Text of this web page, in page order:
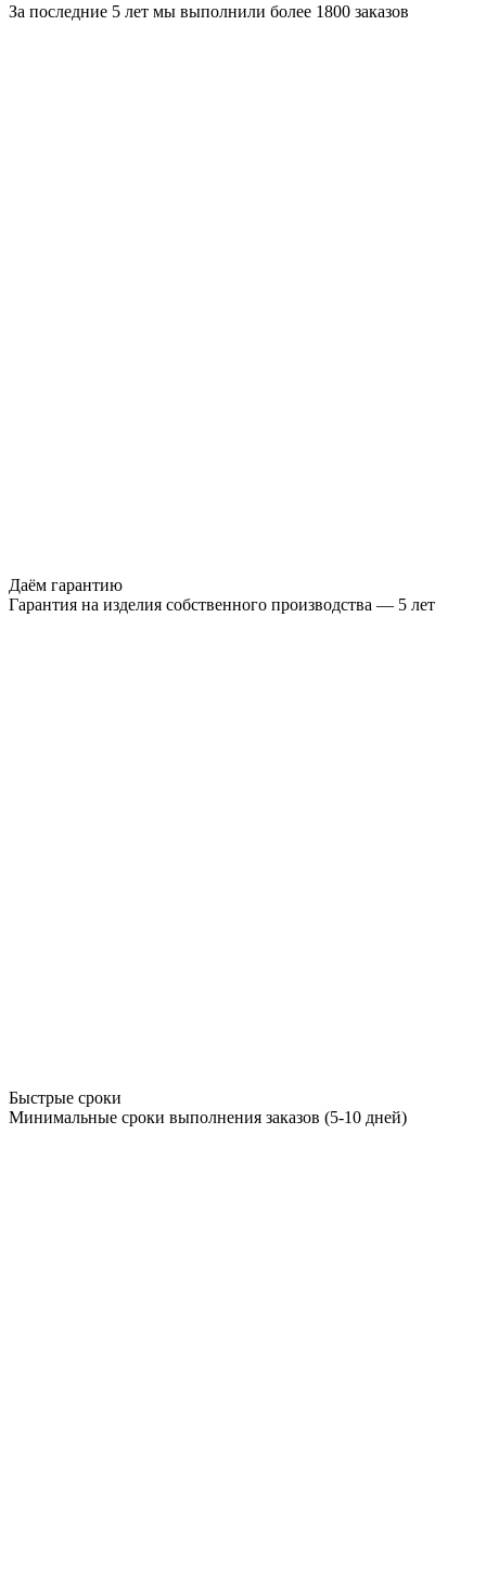
За последние 5 лет мы выполнили более 1800 заказов
Даём гарантию
Гарантия на изделия собственного производства — 5 лет
Быстрые сроки
Минимальные сроки выполнения заказов (5-10 дней)